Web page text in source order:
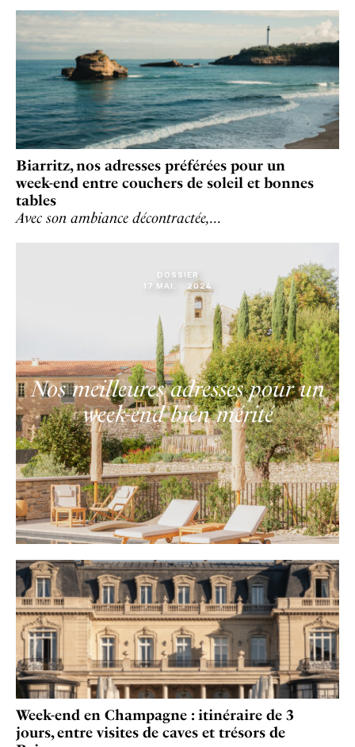
Biarritz, nos adresses préférées pour un
week-end entre couchers de soleil et bonnes
tables
Avec son ambiance décontractée,…
DOSSIER
17
MAI . 2024
Nos meilleures adresses pour un
week-end bien mérité
Week-end en Champagne : itinéraire de 3
jours, entre visites de caves et trésors de